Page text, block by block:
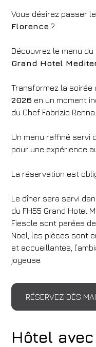
Vous désirez passer le
Florence ?
Découvrez le menu du
Grand Hotel
Transformez la soirée
2026 en un moment
du Chef Fabrizio Renna.
Un menu raffiné servi
pour une expérience
La réservation est
Le dîner sera servi
du FH55 Grand Hotel
Fiesole sont parées
Noël, les pièces sont
et accueillantes,
joyeuse.
RÉSERVEZ DÈS
Hôtel